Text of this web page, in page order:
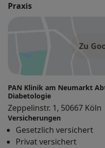
Praxis
Zu
PAN Klinik am Neumarkt
Diabetologie
Zeppelinstr. 1, 50667 Köln
Versicherungen
Gesetzlich versichert
Privat versichert